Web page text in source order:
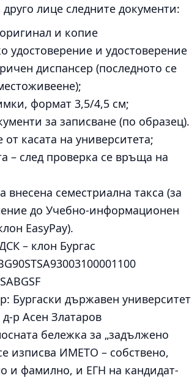
лице следните документи:
и копие
удостоверение и удостоверение
диспансер (последното се
формат 3,5/4,5 см;
за записване (по образец).
от касата на университета;
– след проверка се връща на
внесена семестриална такса (за
до Учебно-информационен
EasyPay).
– клон Бургас
Бургаски държавен университет
р Асен Златаров
бележка за „задължено
изписва ИМЕТО – собствено,
и фамилно, и ЕГН на кандидат-